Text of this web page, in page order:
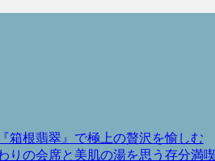
箱根翡翠』で極上の贅沢を愉しむ
りの会席と美肌の湯を思う存分満喫